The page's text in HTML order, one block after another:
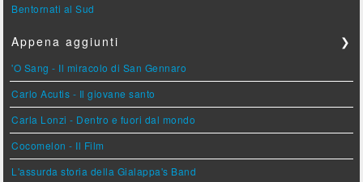
Bentornati al Sud
Appena aggiunti ❯
'O Sang - Il miracolo di San Gennaro
Carlo Acutis - Il giovane santo
Carla Lonzi - Dentro e fuori dal mondo
Cocomelon - Il Film
L'assurda storia della Gialappa's Band